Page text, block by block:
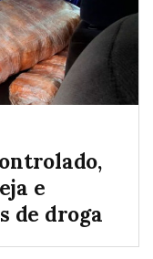
e
de droga